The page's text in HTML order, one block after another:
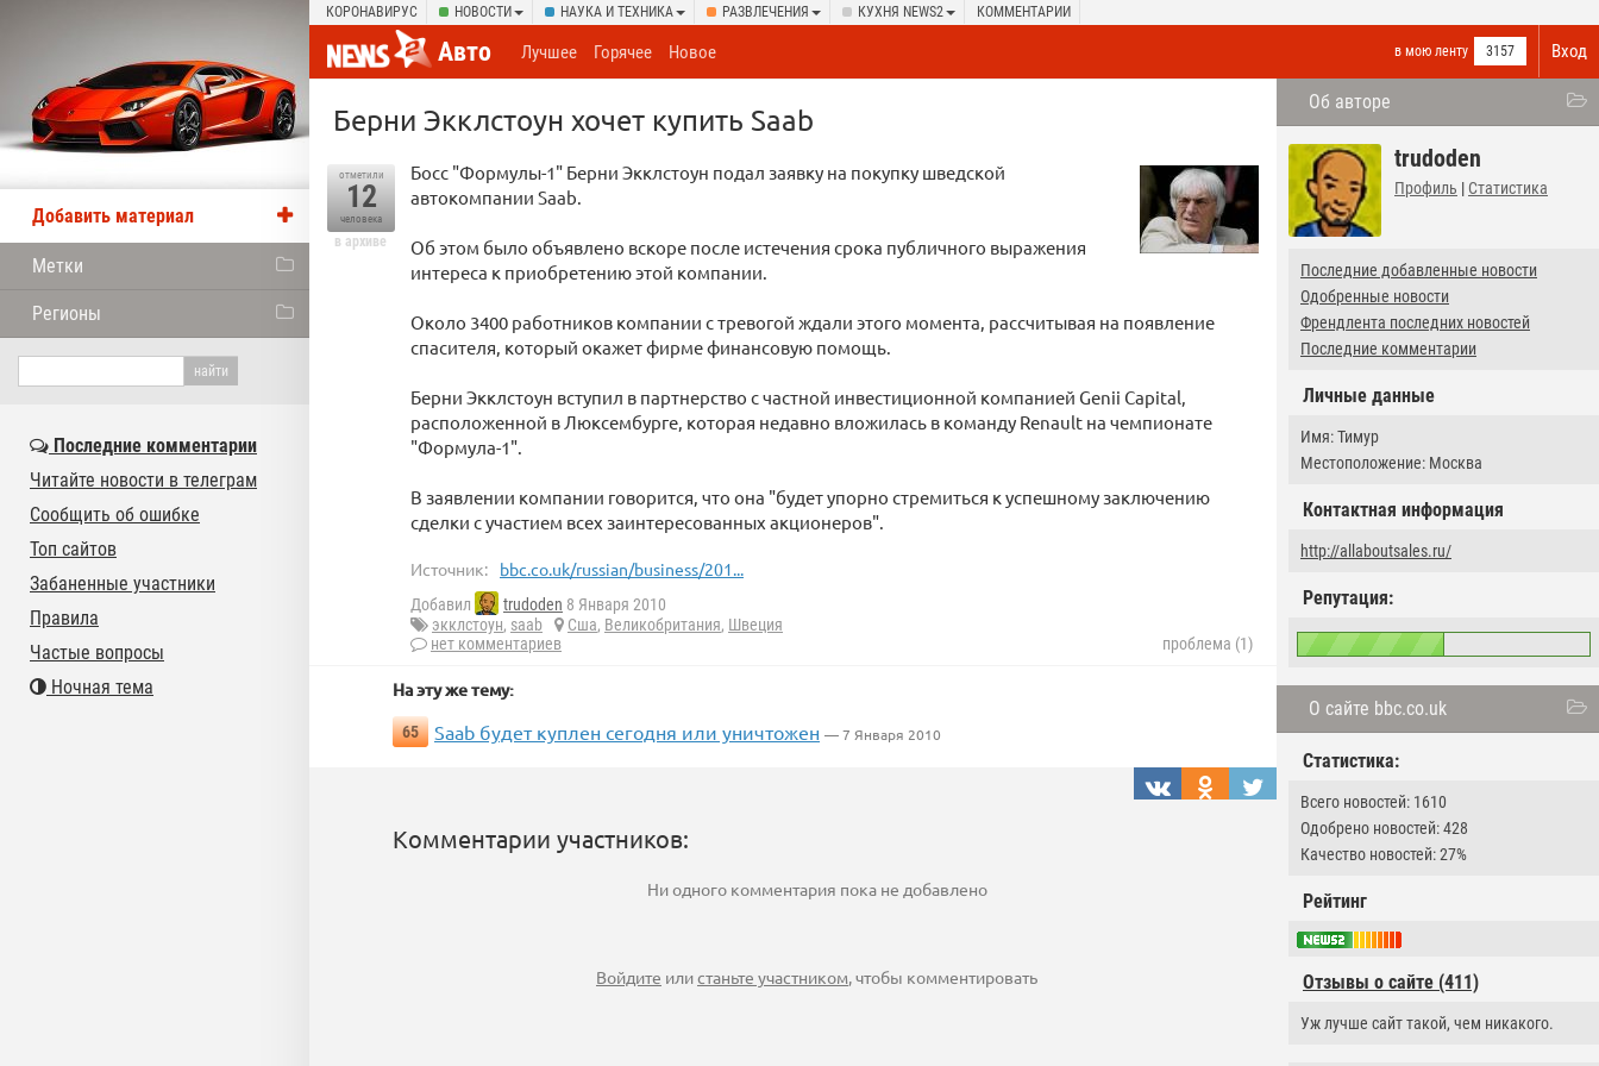
КОРОНАВИРУС НОВОСТИ НАУКА И ТЕХНИКА РАЗВЛЕЧЕНИЯ КУХНЯ NEWS2 КОММЕНТАРИИ
Вход
Авто в мою ленту 3157
Лучшее Горячее Новое
Об авторе
trudoden
Профиль | Статистика
Последние добавленные новости
Одобренные новости
Френдлента последних новостей
Последние комментарии
Личные данные
Имя: Тимур
Местоположение: Москва
Контактная информация
http://allaboutsales.ru/
Репутация:
О сайте bbc.co.uk
Статистика:
Всего новостей: 1610
Одобрено новостей: 428
Качество новостей: 27%
Рейтинг
Отзывы о сайте (411)
Уж лучше сайт такой, чем никакого.
Берни Экклстоун хочет купить Saab
отметили
12
человека
в архиве
Босс "Формулы-1" Берни Экклстоун подал заявку на покупку шведской
автокомпании Saab.
Об этом было объявлено вскоре после истечения срока публичного выражения
интереса к приобретению этой компании.
Около 3400 работников компании с тревогой ждали этого момента, рассчитывая на появление
спасителя, который окажет фирме финансовую помощь.
Берни Экклстоун вступил в партнерство с частной инвестиционной компанией Genii Capital,
расположенной в Люксембурге, которая недавно вложилась в команду Renault на чемпионате
"Формула-1".
В заявлении компании говорится, что она "будет упорно стремиться к успешному заключению
сделки с участием всех заинтересованных акционеров".
Источник: bbc.co.uk/russian/business/201...
Добавил trudoden 8 Января 2010
экклстоун, saab Сша, Великобритания, Швеция
нет комментариев
проблема (1)
На эту же тему:
65 Saab будет куплен сегодня или уничтожен — 7 Января 2010
Комментарии участников:
Ни одного комментария пока не добавлено
Войдите илистаньте участником, чтобы комментировать
Добавить материал
Метки
Регионы
Последние комментарии
Читайте новости в телеграм
Сообщить об ошибке
Топ сайтов
Забаненные участники
Правила
Частые вопросы
Ночная тема